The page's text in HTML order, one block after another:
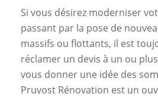
Si vous désirez moderniser
passant par la pose de
massifs ou flottants, il est
réclamer un devis à un ou
vous donner une idée des
Pruvost Rénovation est un